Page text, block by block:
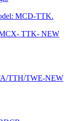
MCD-TTK.
MCX- TTK- NEW
TTH/TWE-NEW